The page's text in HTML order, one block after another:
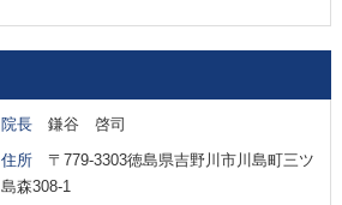
院長鎌谷 啓司
住所〒779-3303徳島県吉野川市川島町三ツ
島森308-1